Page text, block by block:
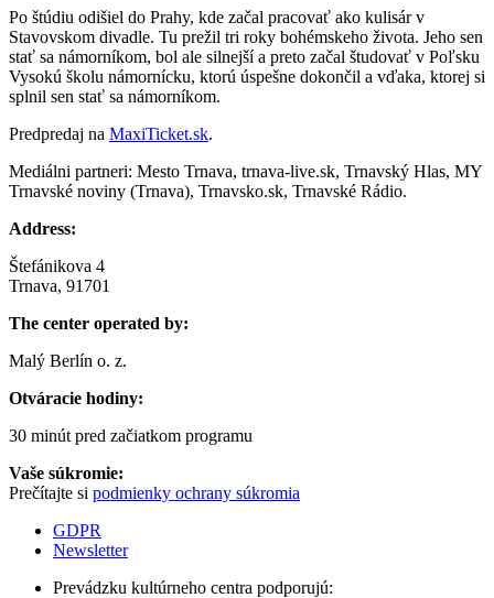
Po štúdiu odišiel do Prahy, kde začal pracovať ako kulisár v
Stavovskom divadle. Tu prežil tri roky bohémskeho života. Jeho sen
stať sa námorníkom, bol ale silnejší a preto začal študovať v Poľsku
Vysokú školu námornícku, ktorú úspešne dokončil a vďaka, ktorej si
splnil sen stať sa námorníkom.
Predpredaj na MaxiTicket.sk.
Mediálni partneri: Mesto Trnava, trnava-live.sk, Trnavský Hlas, MY
Trnavské noviny (Trnava), Trnavsko.sk, Trnavské Rádio.
Address:
Štefánikova 4
Trnava, 91701
The center operated by:
Malý Berlín o. z.
Otváracie hodiny:
30 minút pred začiatkom programu
Vaše súkromie:
Prečítajte si podmienky ochrany súkromia
GDPR
Newsletter
Prevádzku kultúrneho centra podporujú: